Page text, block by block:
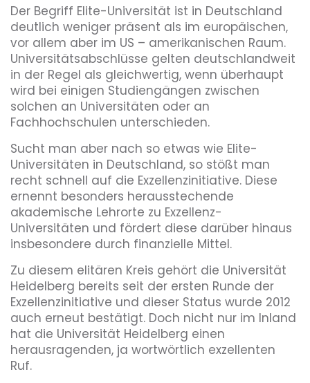
Der Begriff Elite-Universität ist in Deutschland
deutlich weniger präsent als im europäischen,
vor allem aber im US – amerikanischen Raum.
Universitätsabschlüsse gelten deutschlandweit
in der Regel als gleichwertig, wenn überhaupt
wird bei einigen Studiengängen zwischen
solchen an Universitäten oder an
Fachhochschulen unterschieden.
Sucht man aber nach so etwas wie Elite-
Universitäten in Deutschland, so stößt man
recht schnell auf die Exzellenzinitiative. Diese
ernennt besonders herausstechende
akademische Lehrorte zu Exzellenz-
Universitäten und fördert diese darüber hinaus
insbesondere durch finanzielle Mittel.
Zu diesem elitären Kreis gehört die Universität
Heidelberg bereits seit der ersten Runde der
Exzellenzinitiative und dieser Status wurde 2012
auch erneut bestätigt. Doch nicht nur im Inland
hat die Universität Heidelberg einen
herausragenden, ja wortwörtlich exzellenten
Ruf.